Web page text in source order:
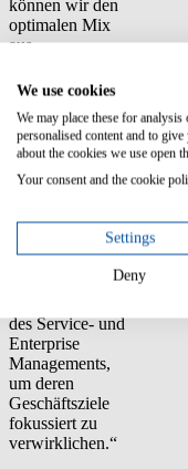
können wir den
optimalen Mix
aus
und Tool-
bieten“, freut
sich SERVIEW
Geschäftsführer
Michael Kresse.
begleiten USU
und SERVIEW
des Service- und
Enterprise
Managements,
um deren
Geschäftsziele
fokussiert zu
verwirklichen.“
We use cookies
We may place these for
personalised content and to
about the cookies we use open
Your consent and the cookie
Settings
Deny